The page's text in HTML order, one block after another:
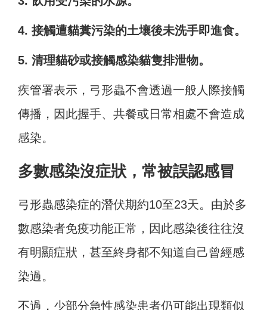
4. 接觸遭貓糞污染的土壤後未洗手即進食。
5. 清理貓砂或接觸感染貓隻排泄物。
疾管署表示，弓形蟲不會透過一般人際接觸
傳播，因此握手、共餐或日常相處不會造成
感染。
多數感染沒症狀，常被誤認感冒
弓形蟲感染症的潛伏期約10至23天。由於多
數感染者免疫功能正常，因此感染後往往沒
有明顯症狀，甚至終身都不知道自己曾經感
染過。
不過，少部分急性感染患者仍可能出現類似